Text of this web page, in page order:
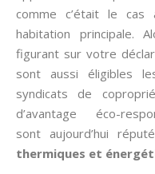
comme c’était le
habitation principale.
figurant sur votre
sont aussi éligibles
syndicats de
d’avantage éco-
sont aujourd’hui
thermiques et